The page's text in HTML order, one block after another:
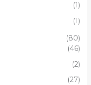
(1)
(1)
(80)
(46)
(2)
(27)